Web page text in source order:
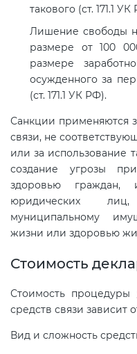
такового (ст. 171.1 УК
Лишение свободы
размере от 100
размере
осужденного за
(ст. 171.1 УК РФ).
Санкции применяются
связи, не
или за использование
создание угрозы
здоровью граждан,
юридических
муниципальному
жизни или здоровью
Стоимость
Стоимость процедуры
средств связи зависит
Вид и сложность